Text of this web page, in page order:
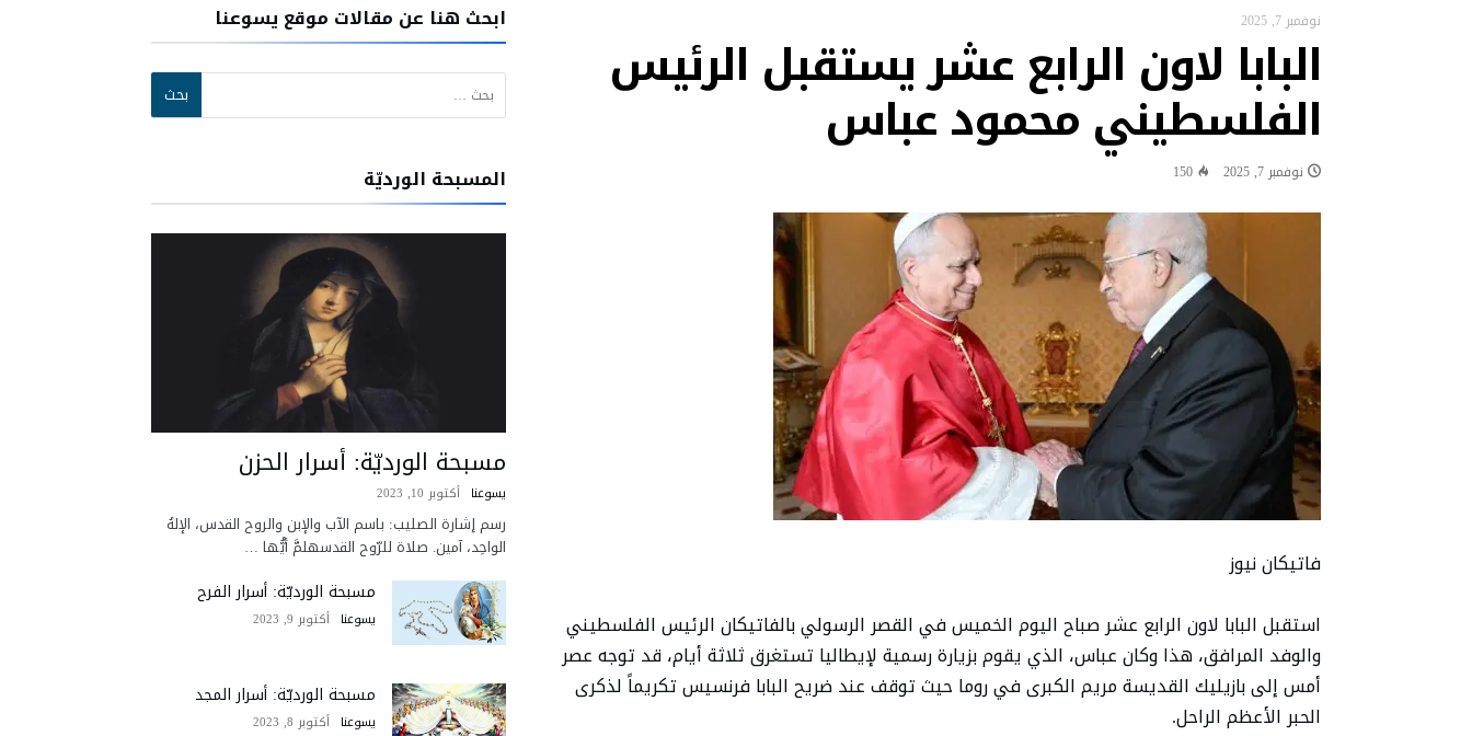
البابا: لتكن كل أداة تكنولوجية في خدمة الحقيقة والخير
“نشيد سلام” لقاء تستضيفه قرية “كن مسبحاً” يوم الأربعاء بحضور البابا لاون الرابع عشر
البابا في رسالة فيديو إلى شباب البرتغال: لا تتوقفوا عن الحلم بعالم يسوده السلام والأخوّة
البابا: البطريرك الحويك كان رجل الحوار والرجاء
البابا يشجع شبيبة تشوتا وكوتيرفو في بيرو على أن يكونوا رسل محبة وخدمة
نوفمبر 7, 2025
البابا لاون الرابع عشر يستقبل الرئيس
الفلسطيني محمود عباس
نوفمبر 7, 2025 150
فاتيكان نيوز
استقبل البابا لاون الرابع عشر صباح اليوم الخميس في القصر الرسولي بالفاتيكان الرئيس الفلسطيني
والوفد المرافق، هذا وكان عباس، الذي يقوم بزيارة رسمية لإيطاليا تستغرق ثلاثة أيام، قد توجه عصر
أمس إلى بازيليك القديسة مريم الكبرى في روما حيث توقف عند ضريح البابا فرنسيس تكريماً لذكرى
الحبر الأعظم الراحل.
ابحث هنا عن مقالات موقع يسوعنا
البحث عن:
المسبحة الورديّة
مسبحة الورديّة: أسرار الحزن
يسوعنا أكتوبر 10, 2023
رسم إشارة الصليب: باسم الآب والإبن والروح القدس، الإلهُ
الواحِد، آمين. صلاة للرّوح القدسهلمَّ أيُّها …
مسبحة الورديّة: أسرار الفرح
يسوعنا أكتوبر 9, 2023
مسبحة الورديّة: أسرار المجد
يسوعنا أكتوبر 8, 2023